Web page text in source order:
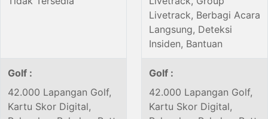
Livetrack, Berbagi Acara
Langsung, Deteksi
Insiden, Bantuan
Golf :
42.000 Lapangan Golf,
Kartu Skor Digital,
Golf :
42.000 Lapangan Golf,
Kartu Skor Digital,